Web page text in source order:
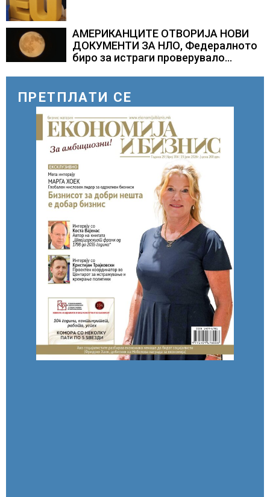
АМЕРИКАНЦИТЕ ОТВОРИЈА НОВИ
ДОКУМЕНТИ ЗА НЛО, Федералното
биро за истраги проверувало
ПРЕТПЛАТИ СЕ